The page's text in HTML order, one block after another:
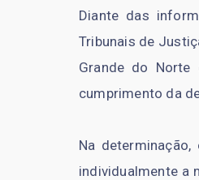
Diante das
Tribunais de
Grande do Norte
cumprimento da
Na
individualmente a